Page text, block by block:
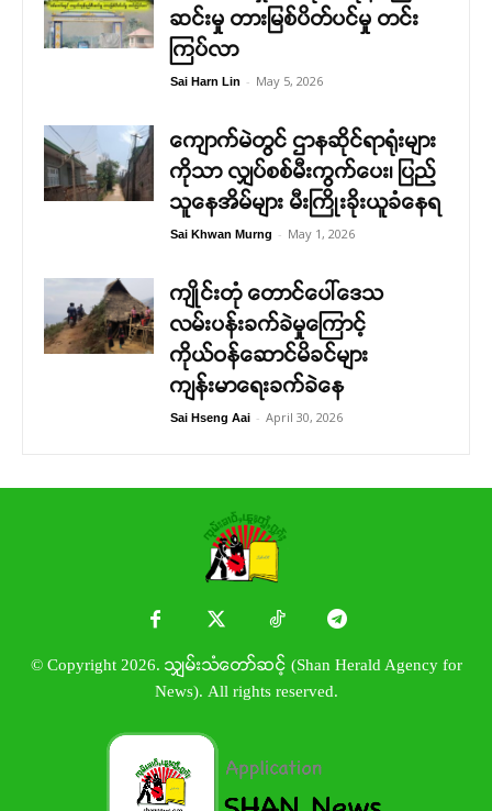
ဆင်းမှု တားမြစ်ပိတ်ပင်မှု တင်း
ကြပ်လာ
Sai Harn Lin - May 5, 2026
ကျောက်မဲတွင် ဌာနဆိုင်ရာရုံးများ
ကိုသာ လျှပ်စစ်မီးကွက်ပေး၊ ပြည်
သူနေအိမ်များ မီးကြိုးခိုးယူခံနေရ
Sai Khwan Murng - May 1, 2026
ကျိုင်းတုံ တောင်ပေါ်ဒေသ
လမ်းပန်းခက်ခဲမှုကြောင့်
ကိုယ်ဝန်ဆောင်မိခင်များ
ကျန်းမာရေးခက်ခဲနေ
Sai Hseng Aai - April 30, 2026
© Copyright 2026. သျှမ်းသံတော်ဆင့် (Shan Herald Agency for
News). All rights reserved.